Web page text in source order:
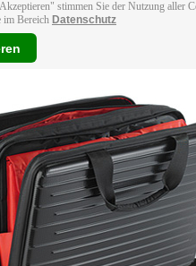
stimmen Sie der Nutzung aller
im Bereich Datenschutz